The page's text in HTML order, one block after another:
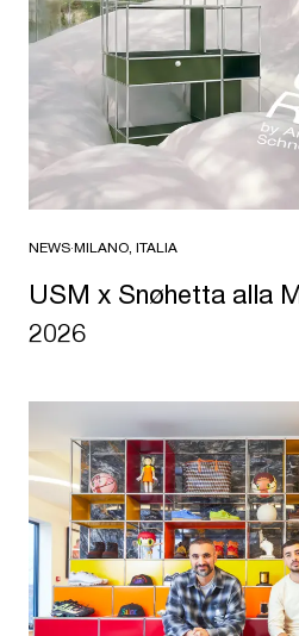
NEWS·MILANO, ITALIA
USM x Snøhetta alla
2026